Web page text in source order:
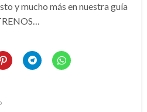
y mucho más en nuestra guía